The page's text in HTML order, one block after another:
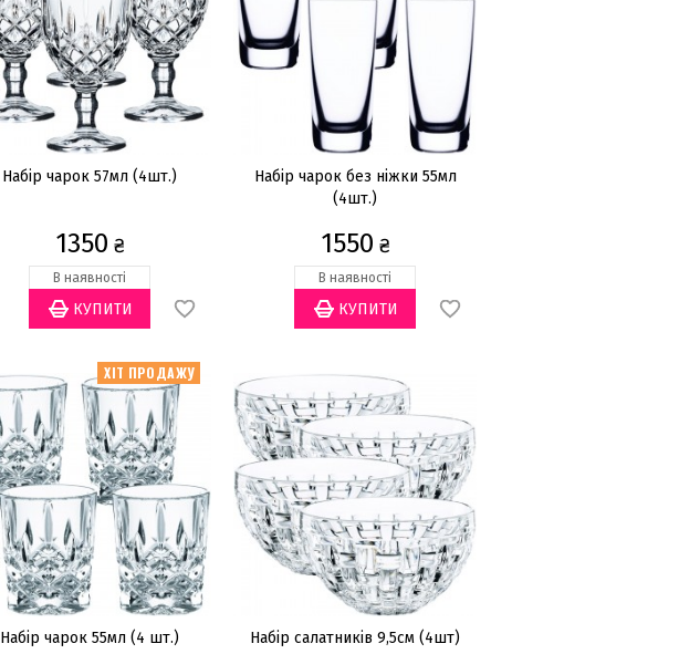
Набір чарок 57мл (4шт.)
1350 ₴
В наявності
Набір чарок без ніжки 55мл
(4шт.)
1550 ₴
В наявності
ХІТ ПРОДАЖУ
Набір чарок 55мл (4 шт.) Набір салатників 9,5см (4шт)